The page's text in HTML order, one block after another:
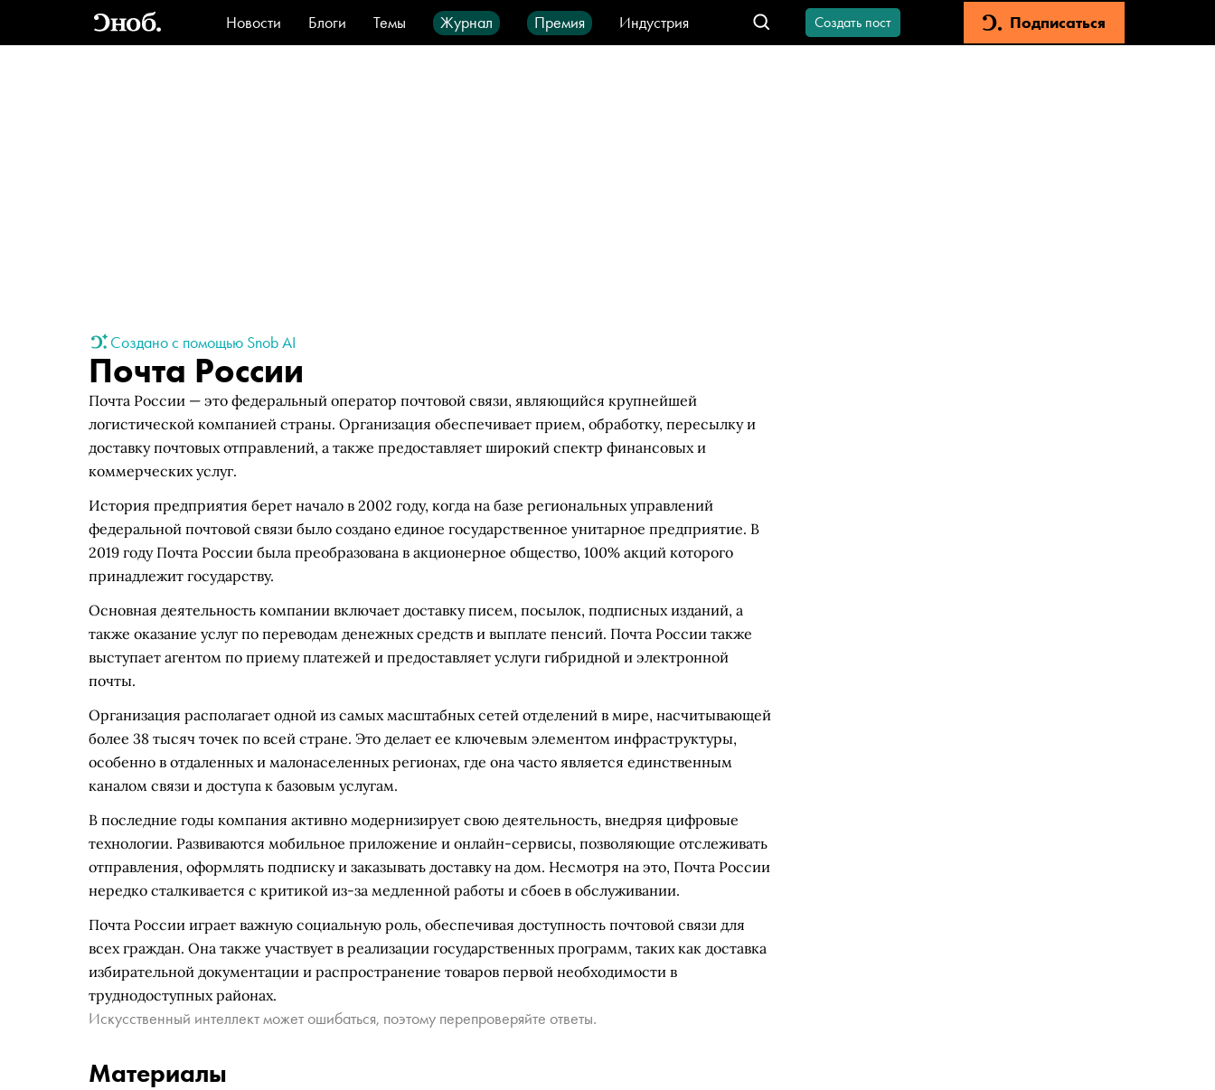
Новости Блоги Темы Журнал Премия
Индустрия
Стиль
Видео Город IT-продукты
Создать пост Подписаться
Создано с помощью Snob AI
Почта России
Почта России — это федеральный оператор почтовой связи, являющийся крупнейшей
логистической компанией страны. Организация обеспечивает прием, обработку, пересылку и
доставку почтовых отправлений, а также предоставляет широкий спектр финансовых и
коммерческих услуг.
История предприятия берет начало в 2002 году, когда на базе региональных управлений
федеральной почтовой связи было создано единое государственное унитарное предприятие. В
2019 году Почта России была преобразована в акционерное общество, 100% акций которого
принадлежит государству.
Основная деятельность компании включает доставку писем, посылок, подписных изданий, а
также оказание услуг по переводам денежных средств и выплате пенсий. Почта России также
выступает агентом по приему платежей и предоставляет услуги гибридной и электронной
почты.
Организация располагает одной из самых масштабных сетей отделений в мире, насчитывающей
более 38 тысяч точек по всей стране. Это делает ее ключевым элементом инфраструктуры,
особенно в отдаленных и малонаселенных регионах, где она часто является единственным
каналом связи и доступа к базовым услугам.
В последние годы компания активно модернизирует свою деятельность, внедряя цифровые
технологии. Развиваются мобильное приложение и онлайн-сервисы, позволяющие отслеживать
отправления, оформлять подписку и заказывать доставку на дом. Несмотря на это, Почта России
нередко сталкивается с критикой из-за медленной работы и сбоев в обслуживании.
Почта России играет важную социальную роль, обеспечивая доступность почтовой связи для
всех граждан. Она также участвует в реализации государственных программ, таких как доставка
избирательной документации и распространение товаров первой необходимости в
труднодоступных районах.
Искусственный интеллект может ошибаться, поэтому перепроверяйте ответы.
Материалы